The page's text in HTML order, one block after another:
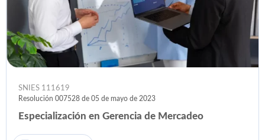
SNIES 111619
Resolución 007528 de 05 de mayo de 2023
Especialización en Gerencia de Mercadeo